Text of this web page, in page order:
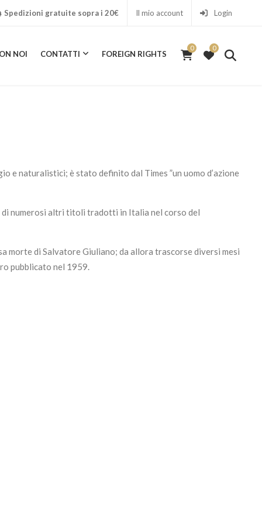
Spedizioni gratuite sopra i 20€ Il mio account Login
NOI CONTATTI FOREIGN RIGHTS
0
0
0
FOREIGN RIGHTS
naturalistici; è stato definito dal Times ”un uomo d’azione
di numerosi altri titoli tradotti in Italia nel corso del
morte di Salvatore Giuliano; da allora trascorse diversi mesi
pubblicato nel 1959.